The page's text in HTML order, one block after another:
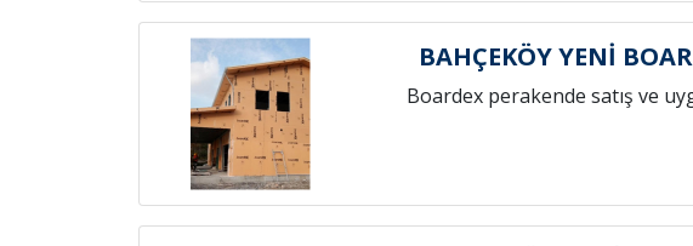
BAHÇEKÖY YENİ
Boardex perakende satış ve